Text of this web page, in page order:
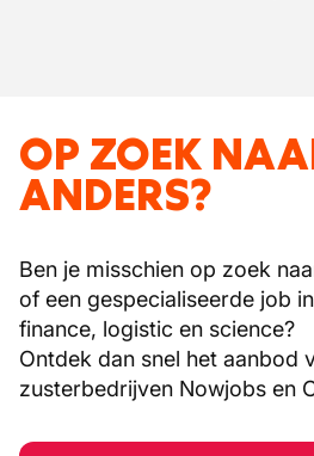
OP ZOEK
ANDERS?
Ben je misschien op zoek
of een gespecialiseerde job
finance, logistic en science?
Ontdek dan snel het aanbod
zusterbedrijven Nowjobs en